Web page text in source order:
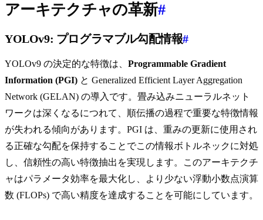
アーキテクチャの革新#
YOLOv9: プログラマブル勾配情報#
YOLOv9 の決定的な特徴は、 Programmable Gradient
Information (PGI) と Generalized Efficient Layer Aggregation
Network (GELAN) の導入です。畳み込みニューラルネット
ワークは深くなるにつれて、順伝播の過程で重要な特徴情報
が失われる傾向があります。PGI は、重みの更新に使用され
る正確な勾配を保持することでこの情報ボトルネックに対処
し、信頼性の高い特徴抽出を実現します。このアーキテクチ
ャはパラメータ効率を最大化し、より少ない浮動小数点演算
数 (FLOPs) で高い精度を達成することを可能にしています。